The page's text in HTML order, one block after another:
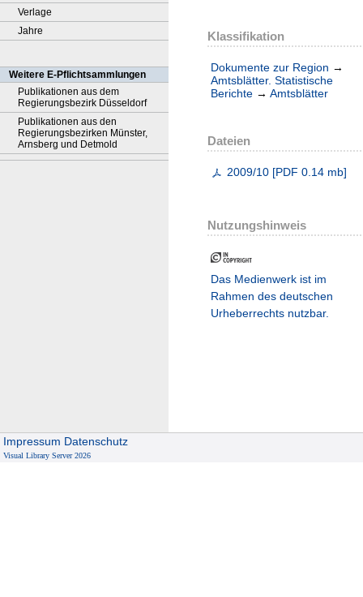
Verlage
Jahre
Weitere E-Pflichtsammlungen
Publikationen aus dem
Regierungsbezirk Düsseldorf
Publikationen aus den
Regierungsbezirken Münster,
Arnsberg und Detmold
Klassifikation
Dokumente zur Region →
Amtsblätter. Statistische
Berichte → Amtsblätter
Dateien
2009/10 [PDF 0.14 mb]
Nutzungshinweis
Das Medienwerk ist im
Rahmen des deutschen
Urheberrechts nutzbar.
Impressum Datenschutz
Visual Library Server 2026